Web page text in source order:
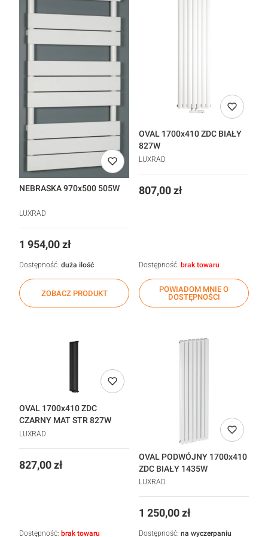
NEBRASKA 970x500 505W
LUXRAD
Cena
1 954,00 zł
ZOBACZ PRODUKT
Dostępność: duża ilość
OVAL 1700x410 ZDC BIAŁY
827W
LUXRAD
Cena
807,00 zł
POWIADOM MNIE O
DOSTĘPNOŚCI
Dostępność: brak towaru
OVAL 1700x410 ZDC
CZARNY MAT STR 827W
LUXRAD
Cena
827,00 zł
Dostępność: brak towaru
OVAL PODWÓJNY 1700x410
ZDC BIAŁY 1435W
LUXRAD
Cena
1 250,00 zł
Dostępność: na wyczerpaniu